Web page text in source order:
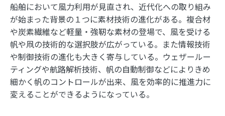
船舶において風力利用が見直され、近代化への取り組み
が始まった背景の１つに素材技術の進化がある。複合材
や炭素繊維など軽量・強靭な素材の登場で、風を受ける
帆や凧の技術的な選択肢が広がっている。また情報技術
や制御技術の進化も大きく寄与している。ウェザールー
ティングや航路解析技術、帆の自動制御などによりきめ
細かく帆のコントロールが出来、風を効率的に推進力に
変えることができるようになっている。